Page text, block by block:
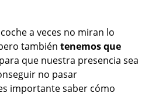
a veces no miran lo
también tenemos que
para que nuestra presencia sea
no pasar
importante saber cómo